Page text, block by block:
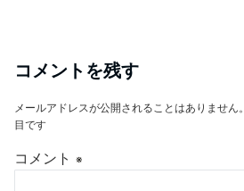
コメントを残す
メールアドレスが公開されることはありません。
目です
コメント ※